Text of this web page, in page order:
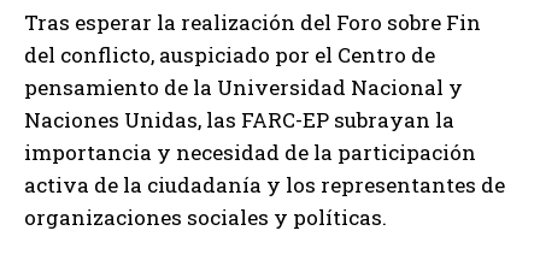
Tras esperar la realización del Foro sobre Fin
del conflicto, auspiciado por el Centro de
pensamiento de la Universidad Nacional y
Naciones Unidas, las FARC-EP subrayan la
importancia y necesidad de la participación
activa de la ciudadanía y los representantes de
organizaciones sociales y políticas.